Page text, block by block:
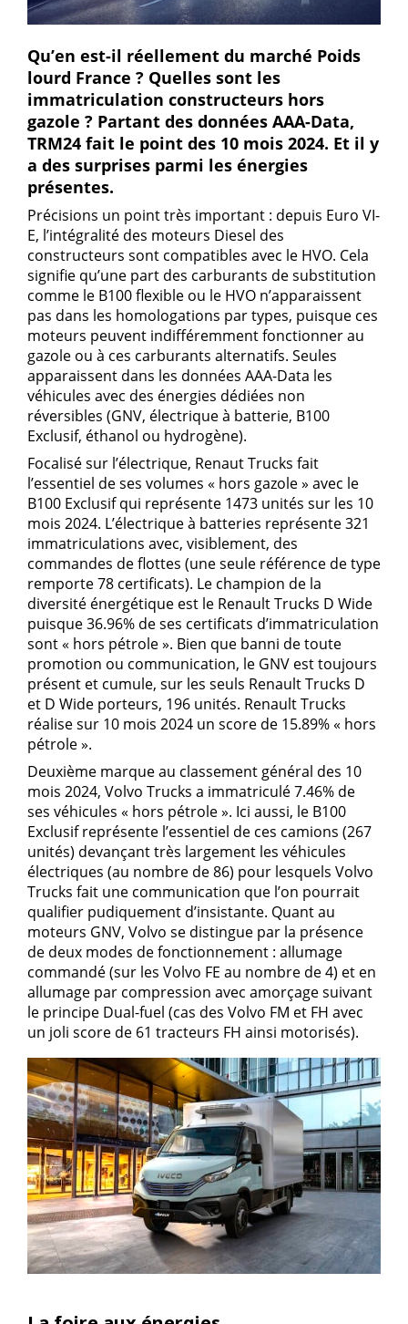
Qu’en est-il réellement du marché Poids
lourd France ? Quelles sont les
immatriculation constructeurs hors
gazole ? Partant des données AAA-Data,
TRM24 fait le point des 10 mois 2024. Et il y
a des surprises parmi les énergies
présentes.
Précisions un point très important : depuis Euro VI-
E, l’intégralité des moteurs Diesel des
constructeurs sont compatibles avec le HVO. Cela
signifie qu’une part des carburants de substitution
comme le B100 flexible ou le HVO n’apparaissent
pas dans les homologations par types, puisque ces
moteurs peuvent indifféremment fonctionner au
gazole ou à ces carburants alternatifs. Seules
apparaissent dans les données AAA-Data les
véhicules avec des énergies dédiées non
réversibles (GNV, électrique à batterie, B100
Exclusif, éthanol ou hydrogène).
Focalisé sur l’électrique, Renaut Trucks fait
l’essentiel de ses volumes « hors gazole » avec le
B100 Exclusif qui représente 1473 unités sur les 10
mois 2024. L’électrique à batteries représente 321
immatriculations avec, visiblement, des
commandes de flottes (une seule référence de type
remporte 78 certificats). Le champion de la
diversité énergétique est le Renault Trucks D Wide
puisque 36.96% de ses certificats d’immatriculation
sont « hors pétrole ». Bien que banni de toute
promotion ou communication, le GNV est toujours
présent et cumule, sur les seuls Renault Trucks D
et D Wide porteurs, 196 unités. Renault Trucks
réalise sur 10 mois 2024 un score de 15.89% « hors
pétrole ».
Deuxième marque au classement général des 10
mois 2024, Volvo Trucks a immatriculé 7.46% de
ses véhicules « hors pétrole ». Ici aussi, le B100
Exclusif représente l’essentiel de ces camions (267
unités) devançant très largement les véhicules
électriques (au nombre de 86) pour lesquels Volvo
Trucks fait une communication que l’on pourrait
qualifier pudiquement d’insistante. Quant au
moteurs GNV, Volvo se distingue par la présence
de deux modes de fonctionnement : allumage
commandé (sur les Volvo FE au nombre de 4) et en
allumage par compression avec amorçage suivant
le principe Dual-fuel (cas des Volvo FM et FH avec
un joli score de 61 tracteurs FH ainsi motorisés).